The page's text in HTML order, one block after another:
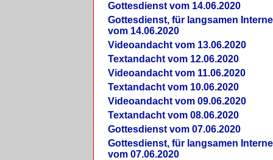
Gottesdienst vom 14.06.2020
Gottesdienst, für langsamen
vom 14.06.2020
Videoandacht vom 13.06.2020
Textandacht vom 12.06.2020
Videoandacht vom 11.06.2020
Textandacht vom 10.06.2020
Videoandacht vom 09.06.2020
Textandacht vom 08.06.2020
Gottesdienst vom 07.06.2020
Gottesdienst, für langsamen
vom 07.06.2020